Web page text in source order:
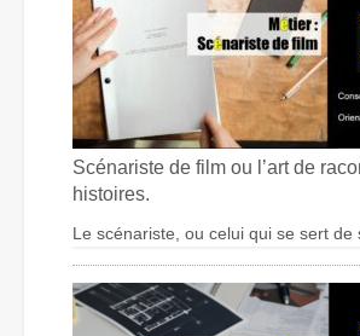
Scénariste de film ou l’art de
histoires.
Le scénariste, ou celui qui se sert de